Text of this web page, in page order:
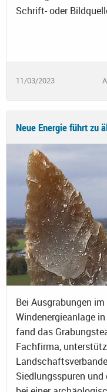
Schrift- oder
11/03/2023
Neue Energie führt zu
Bei Ausgrabungen
Windenergieanlage
fand das
Fachfirma,
Siedlungsspuren